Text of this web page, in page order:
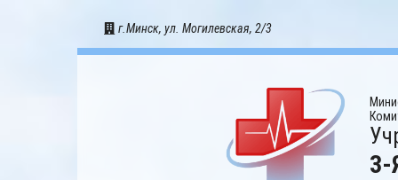
г.Минск, ул. Могилевская, 2/3